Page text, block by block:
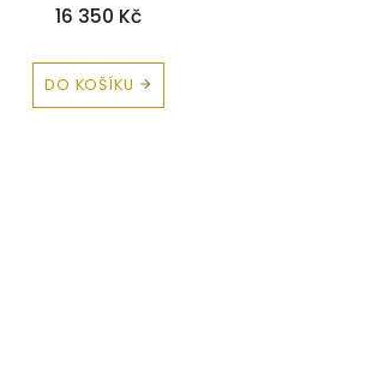
16 350 Kč
DO KOŠÍKU